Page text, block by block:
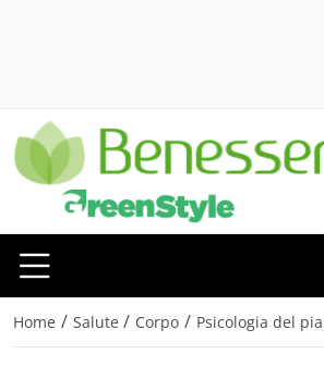
Home / Salute / Corpo / Psicologia del